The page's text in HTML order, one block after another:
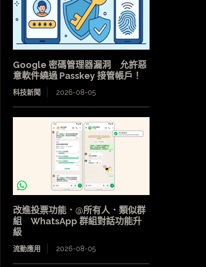
Google 密碼管理器漏洞 允許惡
意軟件繞過 Passkey 接管帳戶！
科技新聞 2026-08-05
改進投票功能．@所有人．類似群
組 WhatsApp 群組對話功能升
級
流動應用 2026-08-05